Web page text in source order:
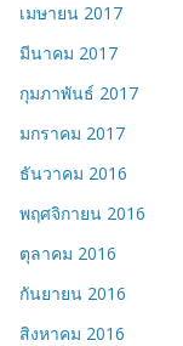
เมษายน 2017
มีนาคม 2017
กุมภาพันธ์ 2017
มกราคม 2017
ธันวาคม 2016
พฤศจิกายน 2016
ตุลาคม 2016
กันยายน 2016
สิงหาคม 2016